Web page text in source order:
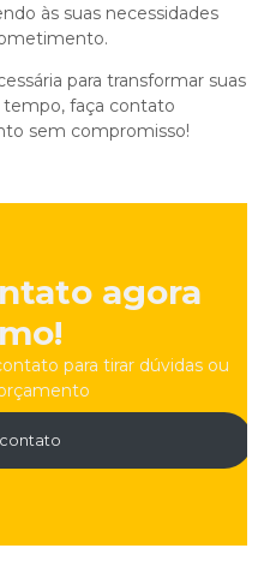
às suas necessidades
para transformar suas
tempo, faça contato
sem compromisso!
agora
para tirar dúvidas ou